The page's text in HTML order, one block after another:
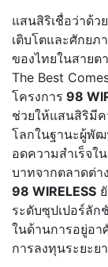
แสนสิริเชื่อว่าด้
เติบโตและศักยภ
ของไทยในสายต
The Best
โครงการ 98
ช่วยให้แสนสิริมีค
โลกในฐานะผู้พั
อดความสำเร็จใ
บาทจากตลาดต่า
98 WIRELESS
ระดับซุปเปอร์ลัก
ในด้านการอยู่อา
การลงทุนระยะย